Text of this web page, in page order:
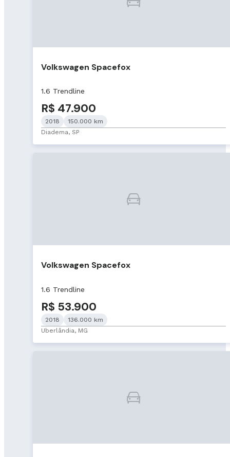
Volkswagen Spacefox
1.6 Trendline
R$ 47.900
2018
150.000 km
Diadema, SP
Volkswagen Spacefox
1.6 Trendline
R$ 53.900
2018
136.000 km
Uberlândia, MG